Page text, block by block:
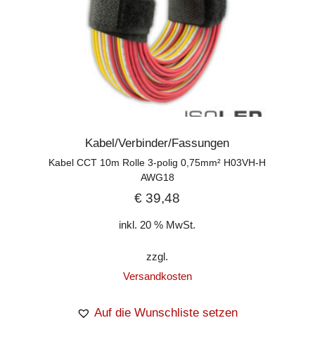
Kabel/Verbinder/Fassungen
Kabel CCT 10m Rolle 3-polig 0,75mm² H03VH-H
AWG18
€ 39,48
inkl. 20 % MwSt.
zzgl.
Versandkosten
Auf die Wunschliste setzen